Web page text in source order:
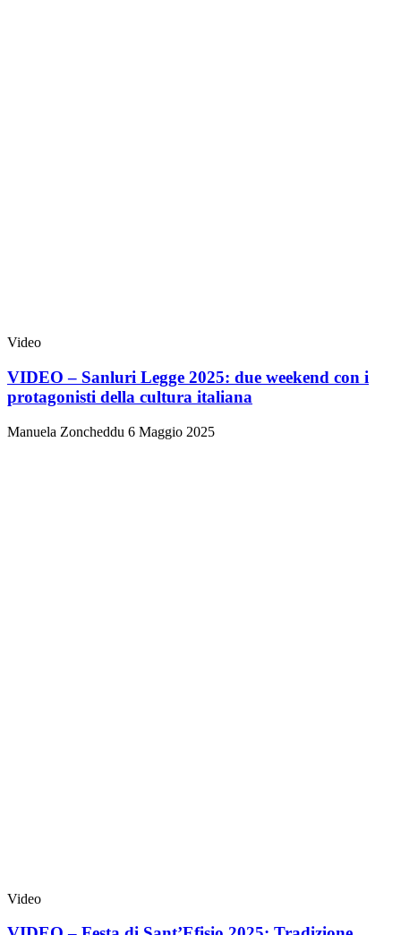
Video
VIDEO – Sanluri Legge 2025: due weekend con i
protagonisti della cultura italiana
Manuela Zoncheddu 6 Maggio 2025
Video